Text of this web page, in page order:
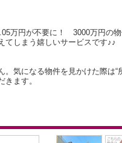
万円が不要に！ 3000万円
てしまう嬉しいサービスです
気になる物件を見かけた際は“
ます。